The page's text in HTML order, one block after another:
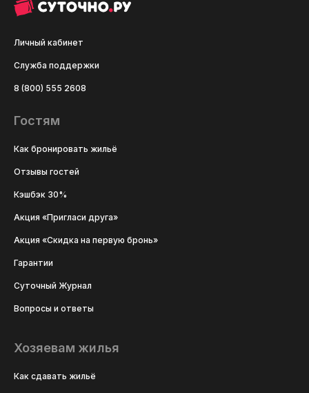
Личный кабинет
Служба поддержки
8 (800) 555 2608
Гостям
Как бронировать жильё
Отзывы гостей
Кэшбэк 30%
Акция «Пригласи друга»
Акция «Скидка на первую бронь»
Гарантии
Суточный Журнал
Вопросы и ответы
Хозяевам жилья
Как сдавать жильё